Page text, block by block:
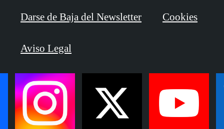
Darse de Baja del Newsletter Cookies
Aviso Legal